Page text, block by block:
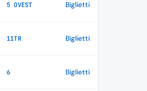
5 OVEST Biglietti
11TR Biglietti
6 Biglietti